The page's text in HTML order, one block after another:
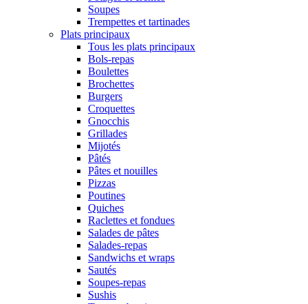
Soupes
Trempettes et tartinades
Plats principaux
Tous les plats principaux
Bols-repas
Boulettes
Brochettes
Burgers
Croquettes
Gnocchis
Grillades
Mijotés
Pâtés
Pâtes et nouilles
Pizzas
Poutines
Quiches
Raclettes et fondues
Salades de pâtes
Salades-repas
Sandwichs et wraps
Sautés
Soupes-repas
Sushis